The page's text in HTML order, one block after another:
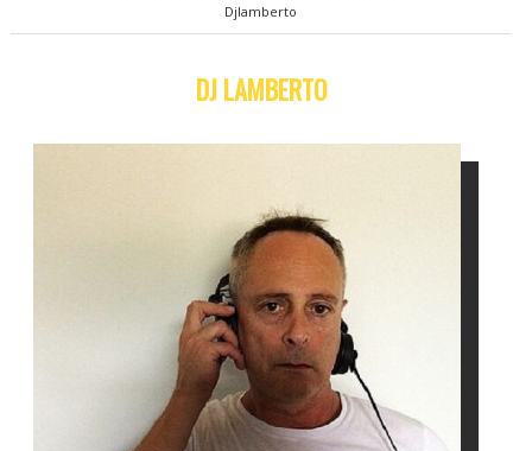
Djlamberto
DJ LAMBERTO